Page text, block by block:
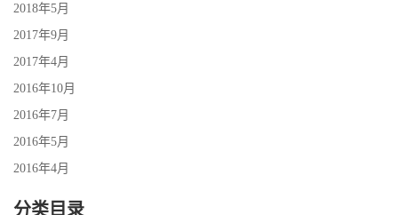
2018年5月
2017年9月
2017年4月
2016年10月
2016年7月
2016年5月
2016年4月
分类目录